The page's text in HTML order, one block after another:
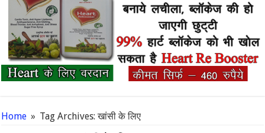
Home » Tag Archives: खांसी के लिए